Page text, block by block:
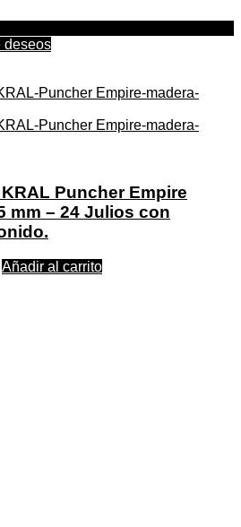
deseos
Puncher Empire
mm – 24 Julios con
Añadir al carrito